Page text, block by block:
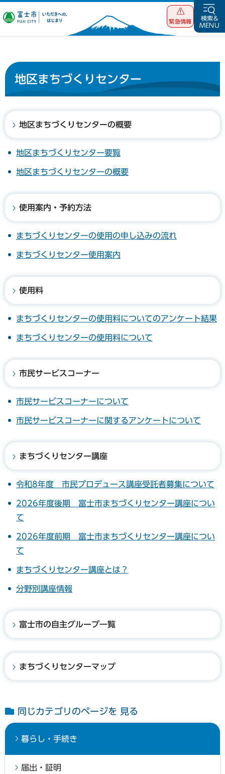
富士市 いただ
緊急情報
検索&
MENU
地区まちづくりセンター
地区まちづくりセンターの概要
地区まちづくりセンター要覧
地区まちづくりセンターの概要
使用案内・予約方法
まちづくりセンターの使用の申し込みの流れ
まちづくりセンター使用案内
使用料
まちづくりセンターの使用料についてのアンケート結果
まちづくりセンターの使用料について
市民サービスコーナー
市民サービスコーナーについて
市民サービスコーナーに関するアンケートについて
まちづくりセンター講座
令和8年度 市民プロデュース講座受託者募集について
2026年度後期 富士市まちづくりセンター講座につい
て
2026年度前期 富士市まちづくりセンター講座につい
て
まちづくりセンター講座とは？
分野別講座情報
富士市の自主グループ一覧
まちづくりセンターマップ
同じカテゴリのページを 見る
暮らし・手続き
届出・証明